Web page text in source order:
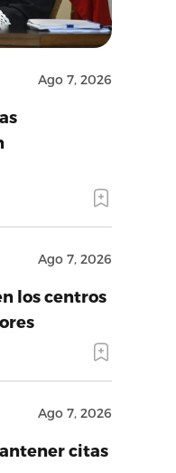
Ago 7, 2026
Ago 7, 2026
los centros
Ago 7, 2026
citas